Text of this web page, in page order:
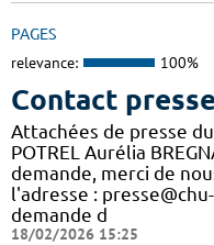
PAGES
relevance: 100%
Contact
Attachées de presse
POTREL Aurélia
demande, merci de
l'adresse :
demande d
18/02/2026 15:25